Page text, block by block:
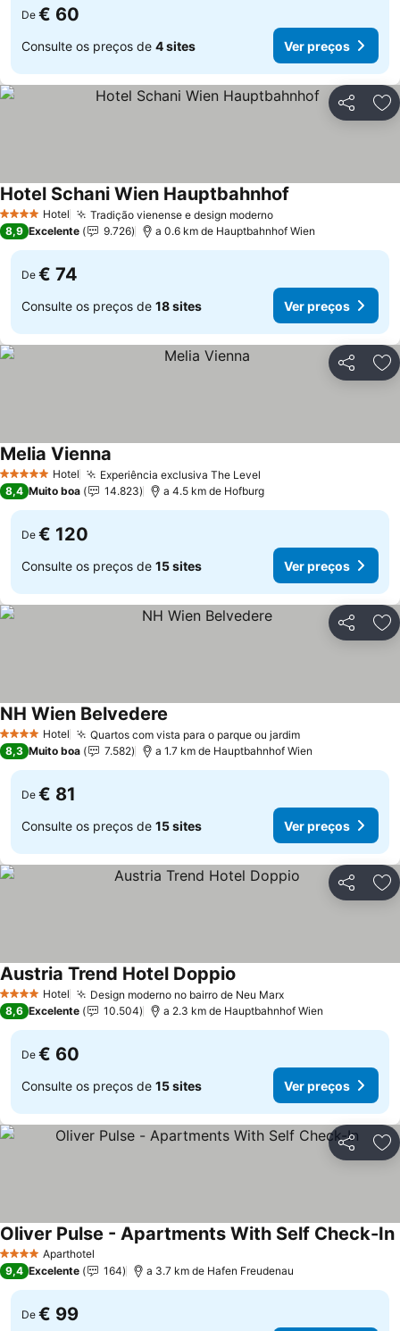
De € 60
Consulte os preços de 4 sites Ver preços
Partilhar
4 EstrelasHotel Tradição vienense e design moderno
Hotel Schani Wien Hauptbahnhof
8,9 Excelente 9.726 a 0.6 km de Hauptbahnhof Wien
De € 74
Consulte os preços de 18 sites Ver preços
Partilhar
5 Estrelas Hotel Experiência exclusiva The Level
Melia Vienna
8,4 Muito boa 14.823 a 4.5 km de Hofburg
De € 120
Consulte os preços de 15 sites Ver preços
Partilhar
4 EstrelasHotel Quartos com vista para o parque ou jardim
NH Wien Belvedere
8,3 Muito boa 7.582 a 1.7 km de Hauptbahnhof Wien
De € 81
Consulte os preços de 15 sites Ver preços
Partilhar
4 EstrelasHotel Design moderno no bairro de Neu Marx
Austria Trend Hotel Doppio
8,6 Excelente 10.504 a 2.3 km de Hauptbahnhof Wien
De € 60
Consulte os preços de 15 sites Ver preços
Partilhar
4 EstrelasAparthotel
Oliver Pulse - Apartments With Self Check-In
9,4 Excelente 164 a 3.7 km de Hafen Freudenau
De € 99